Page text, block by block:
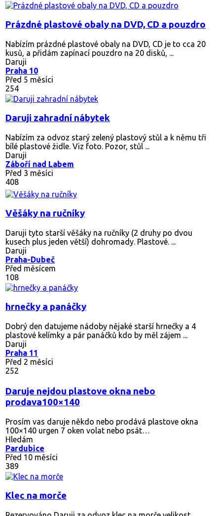
Prázdné plastové obaly na DVD, CD a pouzdro
Nabízím prázdné plastové obaly na DVD, CD je to cca 20
kusů, a přidám zapínací pouzdro na 20 disků, ...
Daruji
Praha 10
Před 5 měsíci
254
Daruji zahradní nábytek
Nabízím za odvoz starý zelený plastový stůl a k němu tři
bílé plastové židle. Viz foto. Pozor, stůl ...
Daruji
Záboří nad Labem
Před 3 měsíci
408
Věšáky na ručníky
Daruji tyto starší věšáky na ručníky (2 druhy po dvou
kusech plus jeden větší) dohromady. Plastové. ...
Daruji
Praha-Dubeč
Před měsícem
108
hrnečky a panáčky
Dobrý den datujeme nádoby nějaké starší hrnečky a 4
plastové kelímky a pár panáčků kdo by měl zájem ...
Daruji
Praha 11
Před 2 měsíci
252
Daruje nejdou plastove okna nebo
prodava100×140
Prosím vas daruje někdo nebo prodává plastove okna
100×140 urgen 7 oken volat nebo psát…
Hledám
Pardubice
Před 10 měsíci
389
Klec na morče